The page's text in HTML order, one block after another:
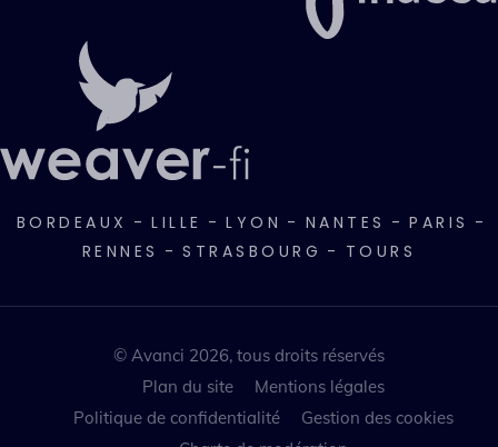
BORDEAUX - LILLE - LYON - NANTES - PARIS -
RENNES - STRASBOURG - TOURS
© Avanci 2026, tous droits réservés
Plan du site
Mentions légales
Politique de confidentialité
Gestion des cookies